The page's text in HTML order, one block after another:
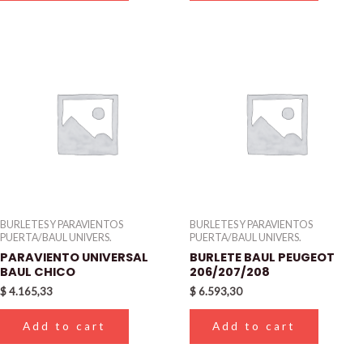
BURLETES Y PARAVIENTOS
PUERTA/BAUL UNIVERS.
PARAVIENTO UNIVERSAL
BAUL CHICO
$4.165,33
Add to cart
BURLETES Y PARAVIENTOS
PUERTA/BAUL UNIVERS.
BURLETE BAUL PEUGEOT
206/207/208
$6.593,30
Add to cart